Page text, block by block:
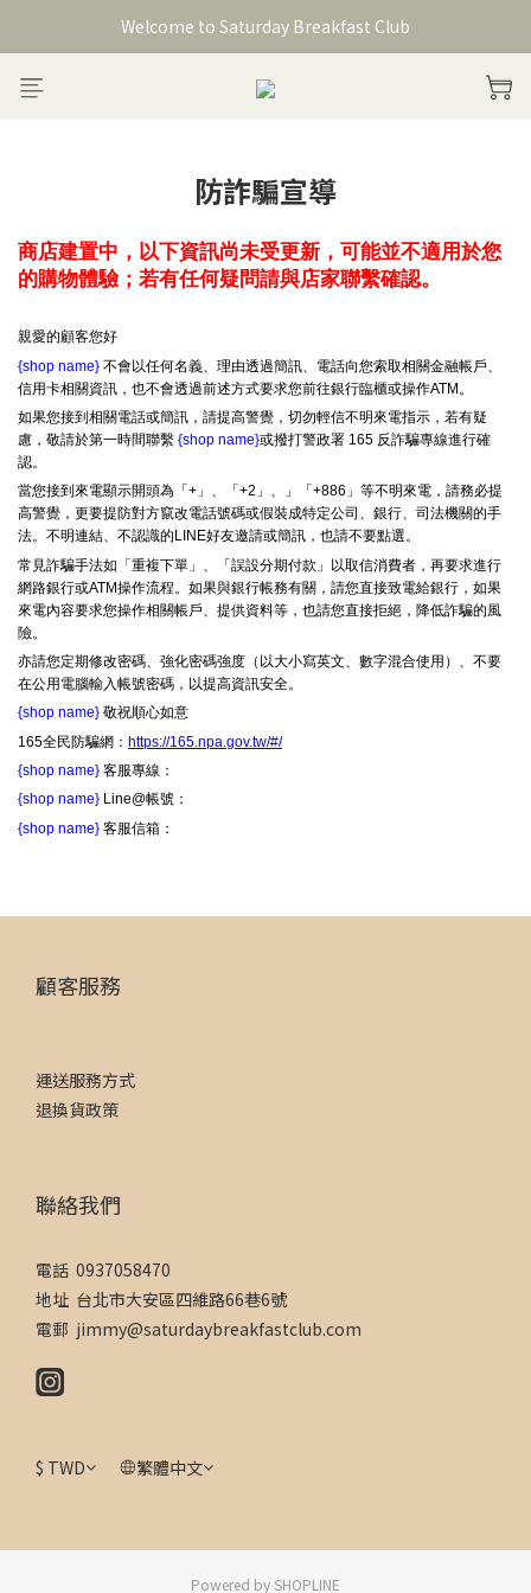
Welcome to Saturday Breakfast Club
Welcome to Saturday Breakfast Club
加入會員獲得150元購物金
防詐騙宣導
商店建置中，以下資訊尚未受更新，可能並不適用於您
的購物體驗；若有任何疑問請與店家聯繫確認。
親愛的顧客您好
{shop name} 不會以任何名義、理由透過簡訊、電話向您索取相關金融帳戶、
信用卡相關資訊，也不會透過前述方式要求您前往銀行臨櫃或操作ATM。
如果您接到相關電話或簡訊，請提高警覺，切勿輕信不明來電指示，若有疑
慮，敬請於第一時間聯繫 {shop name}或撥打警政署 165 反詐騙專線進行確
認。
當您接到來電顯示開頭為「+」、「+2」、」「+886」等不明來電，請務必提
高警覺，更要提防對方竄改電話號碼或假裝成特定公司、銀行、司法機關的手
法。不明連結、不認識的LINE好友邀請或簡訊，也請不要點選。
常見詐騙手法如「重複下單」、「誤設分期付款」以取信消費者，再要求進行
網路銀行或ATM操作流程。如果與銀行帳務有關，請您直接致電給銀行，如果
來電內容要求您操作相關帳戶、提供資料等，也請您直接拒絕，降低詐騙的風
險。
亦請您定期修改密碼、強化密碼強度（以大小寫英文、數字混合使用）、不要
在公用電腦輸入帳號密碼，以提高資訊安全。
{shop name} 敬祝順心如意
165全民防騙網： https://165.npa.gov.tw/#/
{shop name} 客服專線：
{shop name} Line@帳號：
{shop name} 客服信箱：
顧客服務
運送服務方式
退換貨政策
聯絡我們
電話 0937058470
地址 台北市大安區四維路66巷6號
電郵 jimmy@saturdaybreakfastclub.com
$ TWD 繁體中文
Powered by SHOPLINE